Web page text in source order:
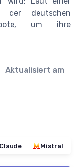
der deutschen
um ihre
Aktualisiert am
Claude Mistral